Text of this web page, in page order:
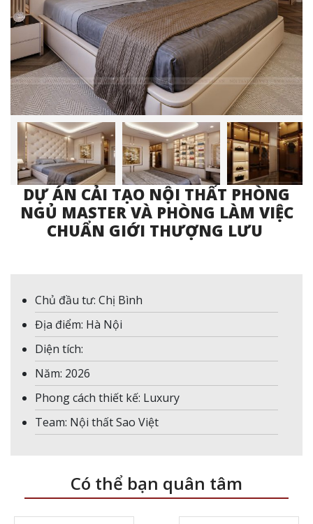
DỰ ÁN CẢI TẠO NỘI THẤT PHÒNG
NGỦ MASTER VÀ PHÒNG LÀM VIỆC
CHUẨN GIỚI THƯỢNG LƯU
Chủ đầu tư: Chị Bình
Địa điểm: Hà Nội
Diện tích:
Năm: 2026
Phong cách thiết kế: Luxury
Team: Nội thất Sao Việt
Có thể bạn quân tâm